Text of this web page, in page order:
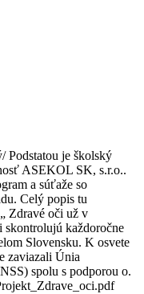
Podstatou je školský
ASEKOL SK, s.r.o..
a súťaže so
Celý popis tu
Zdravé oči už v
skontrolujú každoročne
Slovensku. K osvete
zaviazali Únia
spolu s podporou o.